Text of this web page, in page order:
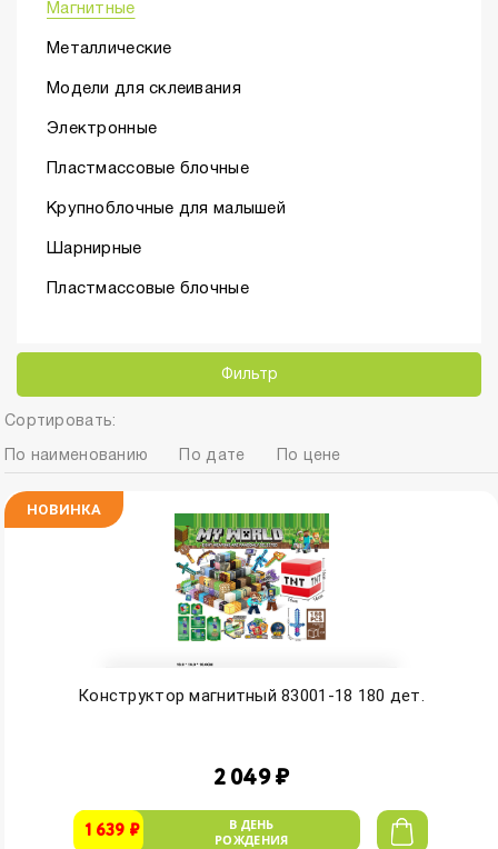
Магнитные
Металлические
Модели для склеивания
Электронные
Пластмассовые блочные
Крупноблочные для малышей
Шарнирные
Пластмассовые блочные
Фильтр
Сортировать:
По наименованию По дате По цене
НОВИНКА
Конструктор магнитный 83001-18 180 дет.
2 049 ₽
1 639 ₽
В ДЕНЬ
РОЖДЕНИЯ